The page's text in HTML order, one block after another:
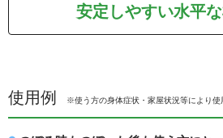
安定しやすい水平
使用例 ※使う方の身体症状・家屋状況等により使